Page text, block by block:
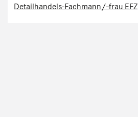
Detailhandels-Fachmann/-frau EFZ